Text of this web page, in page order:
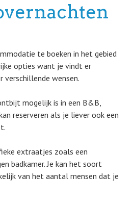
te boeken in het gebied
opties want je vindt er
wensen.
mogelijk is in een B&B,
reserveren als je liever ook een
extraatjes zoals een
badkamer. Je kan het soort
van het aantal mensen dat je